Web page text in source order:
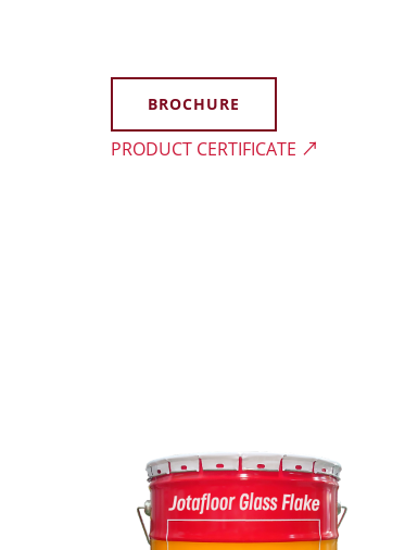
BROCHURE
PRODUCT CERTIFICATE